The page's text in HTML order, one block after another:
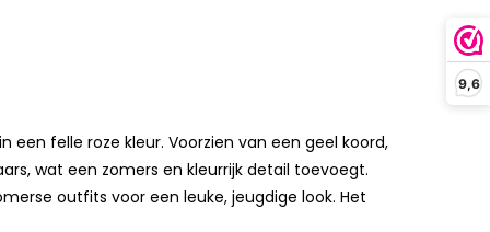
9,6
een felle roze kleur. Voorzien van een geel koord,
wat een zomers en kleurrijk detail toevoegt.
outfits voor een leuke, jeugdige look. Het